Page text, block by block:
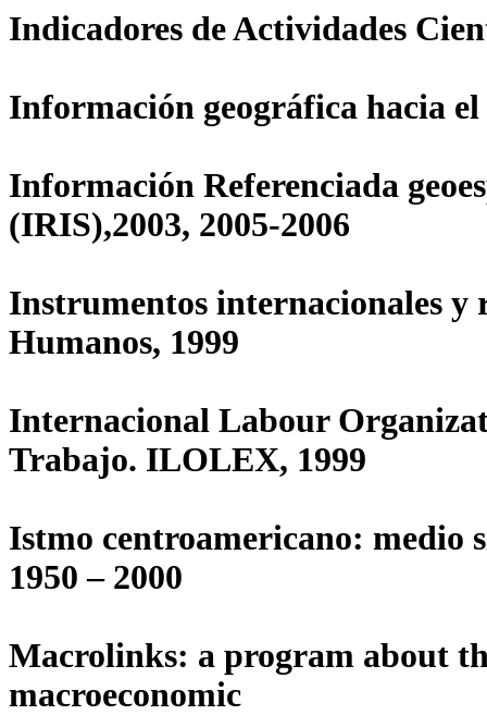
Indicadores de Actividades
Información geográfica hacia
Información Referenciada
(IRIS),2003, 2005-2006
Instrumentos internacionales y
Humanos, 1999
Internacional Labour
Trabajo. ILOLEX, 1999
Istmo centroamericano: medio
1950 – 2000
Macrolinks: a program about
macroeconomic